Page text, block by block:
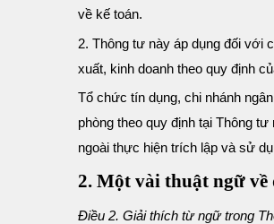
về kế toán.
2. Thông tư này áp dụng đối với
xuất, kinh doanh theo quy định
Tổ chức tín dụng, chi nhánh
phòng theo quy định tại Thông
ngoài thực hiện trích lập và sử
2. Một vài thuật ngữ về
Điều 2. Giải thích từ ngữ trong